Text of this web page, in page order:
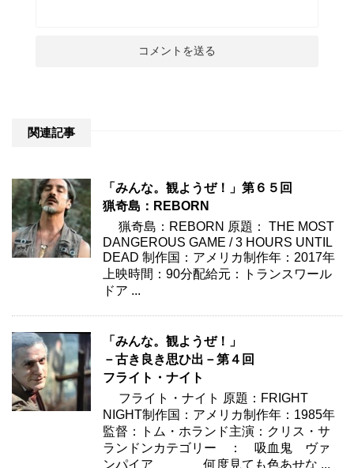
関連記事
「みんな。観ようぜ！」第６５回
猟奇島：REBORN
猟奇島：REBORN 原題： THE MOST
DANGEROUS GAME / 3 HOURS UNTIL
DEAD 制作国：アメリカ制作年：2017年
上映時間：90分配給元：トランスワール
ドア ...
「みんな。観ようぜ！」
－古き良き思ひ出－第４回
フライト・ナイト
フライト・ナイト 原題：FRIGHT
NIGHT制作国：アメリカ制作年：1985年
監督：トム・ホランド主演：クリス・サ
ランドンカテゴリー ： 吸血鬼 ヴァ
ンパイア 何度見ても色あせな ...